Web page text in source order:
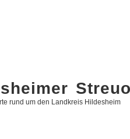
rund um den Landkreis Hildesheim